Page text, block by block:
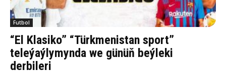
Futbol
“El Klasiko” “Türkmenistan sport”
teleýaýlymynda we günüň beýleki
derbileri